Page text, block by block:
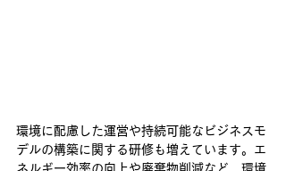
環境に配慮した運営や持続可能なビジネスモ
デルの構築に関する研修も増えています。エ
ネルギー効率の向上や廃棄物削減など、環境